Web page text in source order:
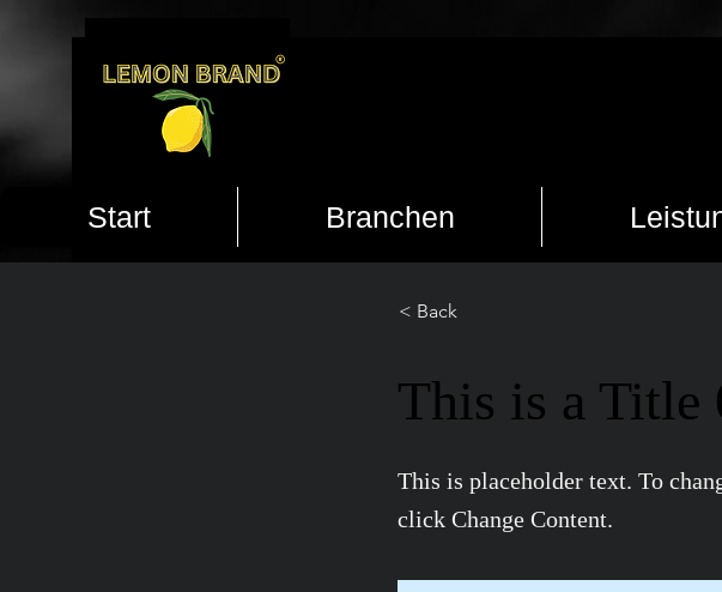
Start Branchen
< Back
This is a Title
This is placeholder text. To
click Change Content.